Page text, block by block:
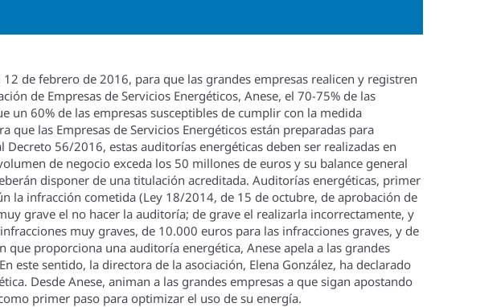
de febrero de 2016, para que las grandes empresas realicen y registren
de Empresas de Servicios Energéticos, Anese, el 70-75% de las
un 60% de las empresas susceptibles de cumplir con la medida
las Empresas de Servicios Energéticos están preparadas para
56/2016, estas auditorí­as energéticas deben ser realizadas en
de negocio exceda los 50 millones de euros y su balance general
disponer de una titulación acreditada. Auditorí­as energéticas, primer
la infracción cometida (Ley 18/2014, de 15 de octubre, de aprobación de
grave el no hacer la auditorí­a; de grave el realizarla incorrectamente, y
muy graves, de 10.000 euros para las infracciones graves, y de
proporciona una auditorí­a energética, Anese apela a las grandes
este sentido, la directora de la asociación, Elena González, ha declarado
Desde Anese, animan a las grandes empresas a que sigan apostando
primer paso para optimizar el uso de su energí­a.